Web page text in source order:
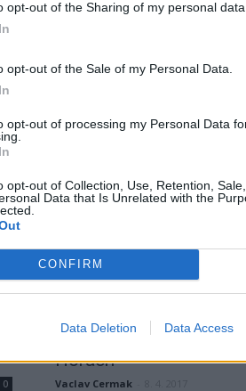
opt-out of the Sharing of my personal data.
opt-out of the Sale of my Personal Data.
opt-out of processing my Personal Data
opt-out of Collection, Use, Retention,
Data that Is Unrelated with the
CONFIRM
Data Deletion Data Access
návštěvníků
stotisícího návštěvníka. Letos se jím
0
Vidět havířské
v hornickém domku
Horách
Vaclav Cermak